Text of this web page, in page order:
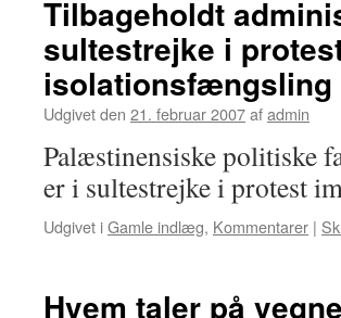
Tilbageholdt
sultestrejke i
isolationsfængsling
Udgivet den 21. februar 2007afadmin
Palæstinensiske politiske
er i sultestrejke i protest
Udgivet iGamle indlæg, Kommentarer |
Hvem taler på